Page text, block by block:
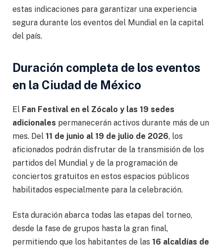
estas indicaciones para garantizar una experiencia
segura durante los eventos del Mundial en la capital
del país.
Duración completa de los eventos
en la Ciudad de México
El Fan Festival en el Zócalo y las 19 sedes
adicionales permanecerán activos durante más de un
mes. Del 11 de junio al 19 de julio de 2026, los
aficionados podrán disfrutar de la transmisión de los
partidos del Mundial y de la programación de
conciertos gratuitos en estos espacios públicos
habilitados especialmente para la celebración.
Esta duración abarca todas las etapas del torneo,
desde la fase de grupos hasta la gran final,
permitiendo que los habitantes de las 16 alcaldías de